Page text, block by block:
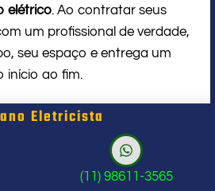
elétrico. Ao contratar seus
um profissional de verdade,
seu espaço e entrega um
início ao fim.
sinais que
de chamar um
Eletricista
(11) 98611-3565